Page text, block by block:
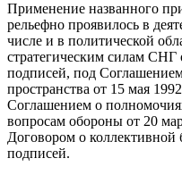
Применение названного
рельефно проявилось в
числе и в политической
стратегическим силам СНГ
подписей, под
пространства от 15 мая
Соглашением о
вопросам обороны от 20
Договором о коллективной
подписей.